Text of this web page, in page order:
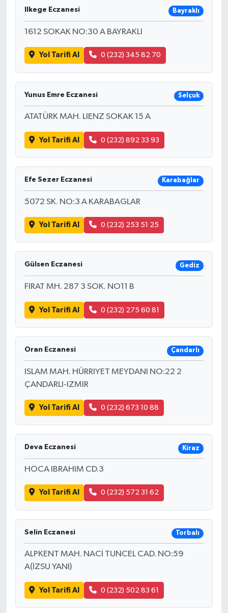
Ilkege Eczanesi Bayraklı
1612 SOKAK NO:30 A BAYRAKLI
Yol Tarifi Al 0 (232) 345 82 70
Yunus Emre Eczanesi Selçuk
ATATÜRK MAH. LIENZ SOKAK 15 A
Yol Tarifi Al 0 (232) 892 33 93
Efe Sezer Eczanesi Karabağlar
5072 SK. NO:3 A KARABAGLAR
Yol Tarifi Al 0 (232) 253 51 25
Gülsen Eczanesi Gediz
FIRAT MH. 287 3 SOK. NO11 B
Yol Tarifi Al 0 (232) 275 60 81
Oran Eczanesi Çandarlı
ISLAM MAH. HÜRRIYET MEYDANI NO:22 2
ÇANDARLI-IZMIR
Yol Tarifi Al 0 (232) 673 10 88
Deva Eczanesi Kiraz
HOCA IBRAHIM CD.3
Yol Tarifi Al 0 (232) 572 31 62
Selin Eczanesi Torbalı
ALPKENT MAH. NACİ TUNCEL CAD. NO:59
A(İZSU YANI)
Yol Tarifi Al 0 (232) 502 83 61